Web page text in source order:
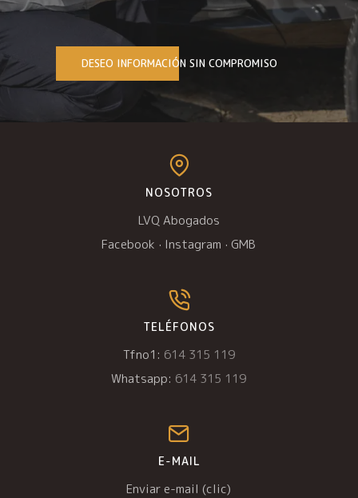
DESEO INFORMACIÓN SIN COMPROMISO
NOSOTROS
LVQ Abogados
Facebook · Instagram · GMB
TELÉFONOS
Tfno1: 614 315 119
Whatsapp: 614 315 119
E-MAIL
Enviar e-mail (clic)